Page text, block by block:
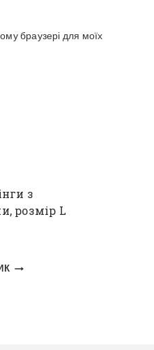
браузері для моїх
з
розмір L